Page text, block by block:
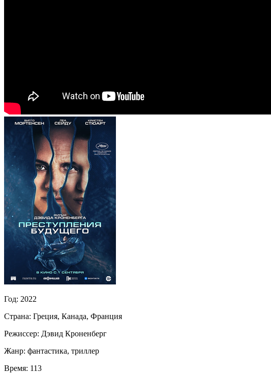
Год: 2022
Страна: Греция, Канада, Франция
Режиссер: Дэвид Кроненберг
Жанр: фантастика, триллер
Время: 113